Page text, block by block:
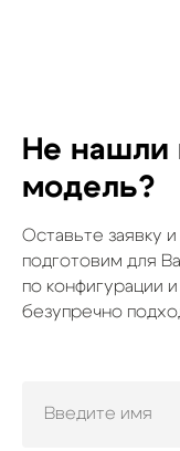
Не
модель?
Оставьте заявку
подготовим для
по конфигурации
безупречно